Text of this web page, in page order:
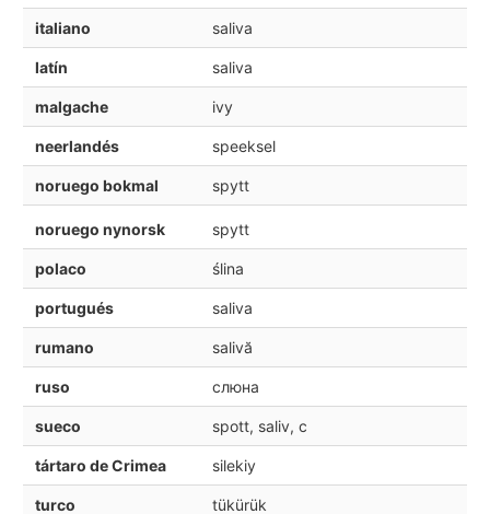
italiano saliva
latín saliva
malgache ivy
neerlandés speeksel
noruego bokmal spytt
noruego nynorsk spytt
polaco ślina
portugués saliva
rumano salivă
ruso слюна
sueco spott, saliv, c
tártaro de Crimea silekiy
turco tükürük